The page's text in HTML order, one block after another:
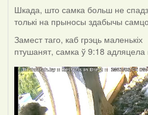
Шкада, што самка больш не
толькі на прыносы здабычы
Замест таго, каб грэць маленькіх
птушанят, самка ў 9:18 адляцела